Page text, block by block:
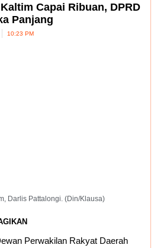
Capai Ribuan, DPRD
Panjang
10:23 PM
Darlis Pattalongi. (Din/Klausa)
Perwakilan Rakyat Daerah